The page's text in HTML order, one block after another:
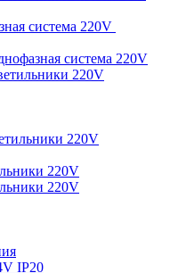
система 220V
система 220V
220V
220V
220V
220V
IP20